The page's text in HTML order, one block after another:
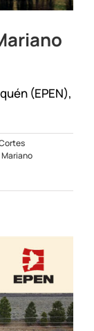
(EPEN),
Mariano